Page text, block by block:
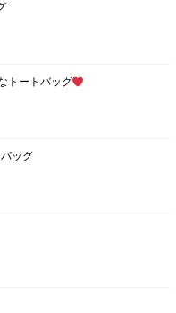
トートバッグ
ッグ